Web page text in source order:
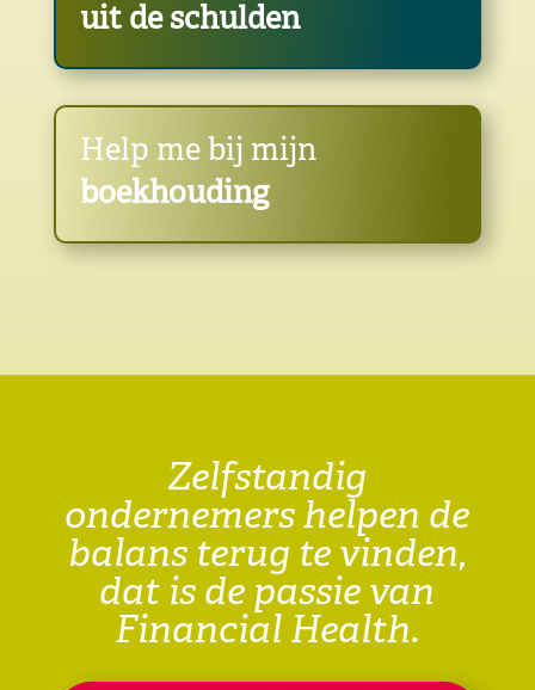
uit de schulden
Help me bij mijn
boekhouding
Zelfstandig
ondernemers helpen de
balans terug te vinden,
dat is de passie van
Financial Health.